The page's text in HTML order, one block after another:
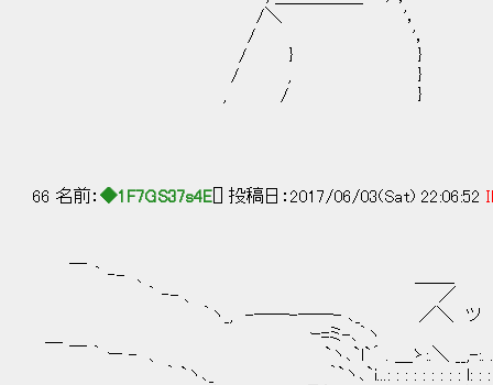
/＼ '，
/ '， もう一度、笑い声
/ } }
/ , } 願っ
, / }
66 名前： ◆1F7GS37s4E [] 投稿日：2017/06/03(Sat) 22:06:52
｀ ‐- 、 ＿＿_
｀ ‐- 、 ／
｀ヽ_, -――-――- ､_ ／＼ ツ
＿ ｰ=ミ-､｀ヽ
￣ ｀ ー - 、 `ヽ､`l`´ . ＿ゝ:.＼ __,-:. .
｀ `ヽ､_ ｀`ヽ､`i...: : : : : : : : : l: : : : :`